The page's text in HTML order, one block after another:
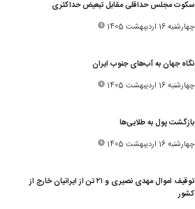
سکوت مجلس حداقلی مقابل تبعیض حداکثری
چهارشنبه 16 اردیبهشت 1405
نگاه جهان به آب‌های جنوب ایران
چهارشنبه 16 اردیبهشت 1405
بازگشت پول به طلایی‌ها
چهارشنبه 16 اردیبهشت 1405
توقیف اموال مهدی نصیری و ۲۱ تن از ایرانیان خارج از
کشور